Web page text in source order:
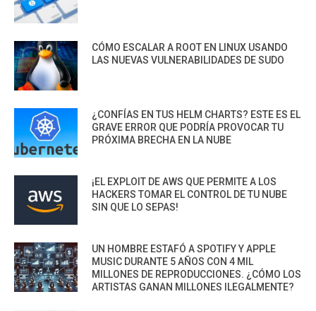
CÓMO ESCALAR A ROOT EN LINUX USANDO
LAS NUEVAS VULNERABILIDADES DE SUDO
¿CONFÍAS EN TUS HELM CHARTS? ESTE ES EL
GRAVE ERROR QUE PODRÍA PROVOCAR TU
PRÓXIMA BRECHA EN LA NUBE
¡EL EXPLOIT DE AWS QUE PERMITE A LOS
HACKERS TOMAR EL CONTROL DE TU NUBE
SIN QUE LO SEPAS!
UN HOMBRE ESTAFÓ A SPOTIFY Y APPLE
MUSIC DURANTE 5 AÑOS CON 4 MIL
MILLONES DE REPRODUCCIONES. ¿CÓMO LOS
ARTISTAS GANAN MILLONES ILEGALMENTE?